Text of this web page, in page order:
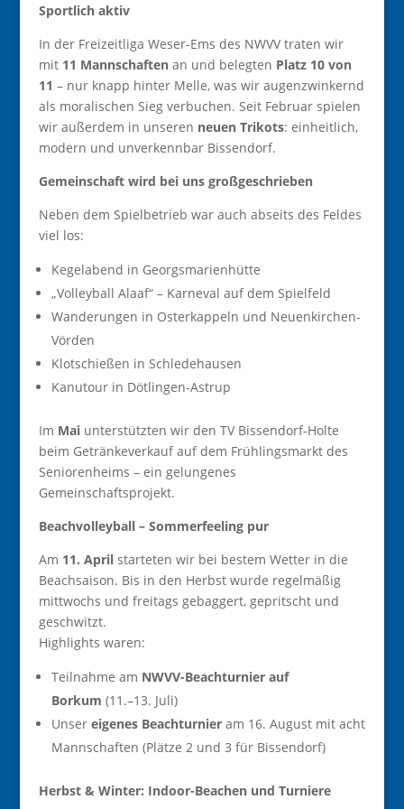
Sportlich aktiv
In der Freizeitliga Weser-Ems des NWVV traten wir
mit 11 Mannschaftenan und belegten Platz 10 von
11 – nur knapp hinter Melle, was wir augenzwinkernd
als moralischen Sieg verbuchen. Seit Februar spielen
wir außerdem in unseren neuen Trikots: einheitlich,
modern und unverkennbar Bissendorf.
Gemeinschaft wird bei uns großgeschrieben
Neben dem Spielbetrieb war auch abseits des Feldes
viel los:
Kegelabend in Georgsmarienhütte
„Volleyball Alaaf“ – Karneval auf dem Spielfeld
Wanderungen in Osterkappeln und Neuenkirchen-
Vörden
Klotschießen in Schledehausen
Kanutour in Dötlingen-Astrup
Im Maiunterstützten wir den TV Bissendorf-Holte
beim Getränkeverkauf auf dem Frühlingsmarkt des
Seniorenheims – ein gelungenes
Gemeinschaftsprojekt.
Beachvolleyball – Sommerfeeling pur
Am 11. Aprilstarteten wir bei bestem Wetter in die
Beachsaison. Bis in den Herbst wurde regelmäßig
mittwochs und freitags gebaggert, gepritscht und
geschwitzt.
Highlights waren:
Teilnahme am NWVV-Beachturnier auf
Borkum (11.–13. Juli)
Unser eigenes Beachturnieram 16. August mit acht
Mannschaften (Plätze 2 und 3 für Bissendorf)
Herbst & Winter: Indoor-Beachen und Turniere